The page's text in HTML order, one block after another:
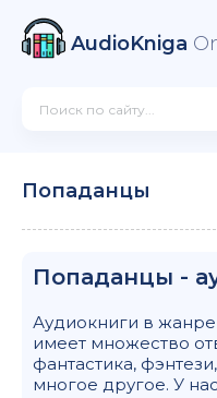
AudioKniga
Попаданцы
Попаданцы -
Аудиокниги в
имеет множество
фантастика,
многое другое. У